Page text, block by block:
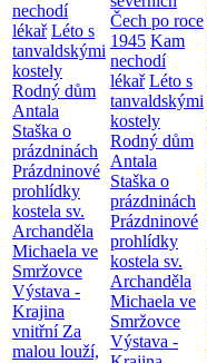
nechodí
lékař Léto s
tanvaldskými
kostely
Rodný dům
Antala
Staška o
prázdninách
Prázdninové
prohlídky
kostela sv.
Archanděla
Michaela ve
Smržovce
Výstava -
Krajina
vnitřní Za
malou louží,
Čech po roce
1945 Kam
nechodí
lékař Léto s
tanvaldskými
kostely
Rodný dům
Antala
Staška o
prázdninách
Prázdninové
prohlídky
kostela sv.
Archanděla
Michaela ve
Smržovce
Výstava -